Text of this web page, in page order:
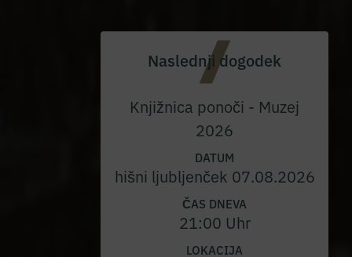
Naslednji dogodek
Knjižnica ponoči - Muzej
2026
DATUM
hišni ljubljenček 07.08.2026
ČAS DNEVA
21:00 Uhr
LOKACIJA